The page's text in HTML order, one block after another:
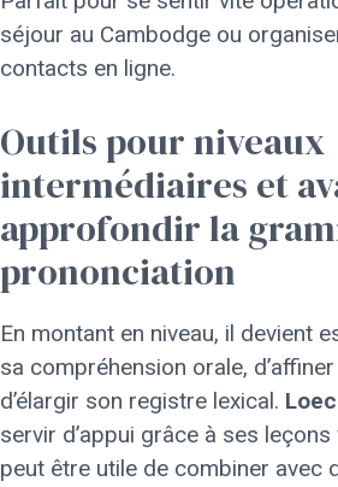
séjour au Cambodge ou
contacts en ligne.
Outils pour niveaux
intermédiaires et
approfondir la
prononciation
En montant en niveau, il devient
sa compréhension orale, d’affiner
d’élargir son registre lexical.
servir d’appui grâce à ses
peut être utile de combiner avec